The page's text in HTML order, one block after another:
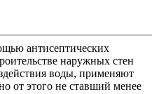
антисептических
наружных стен
воды, применяют
от этого не ставший менее